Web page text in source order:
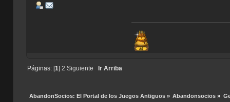
Páginas: [1] 2 Siguiente Ir Arriba
AbandonSocios: El Portal de los Juegos Antiguos» Abandonsocios »